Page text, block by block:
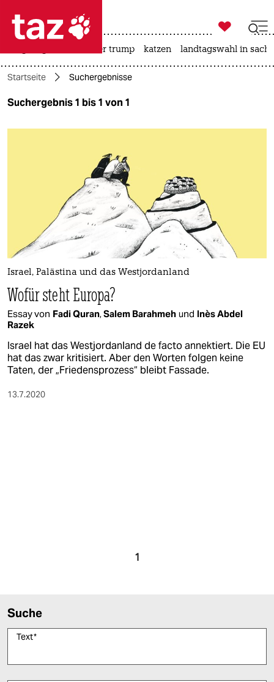
 taz zahl ich
taz zahl ich
themen
gesellschaft
sport
berlin
nord
wahrheit
verlag

taz zahl ich
usa unter trump katzen landtagswahl in
Startseite Suchergebnisse
Suchergebnis 1 bis 1 von 1
Israel, Palästina und das Westjordanland
Wofür steht Europa?
Essay von Fadi Quran,Salem Barahmeh und Inès Abdel
Razek
Israel hat das Westjordanland de facto annektiert. Die EU
hat das zwar kritisiert. Aber den Worten folgen keine
Taten, der „Friedensprozess“ bleibt Fassade.
13.7.2020
1
Suche
Text*